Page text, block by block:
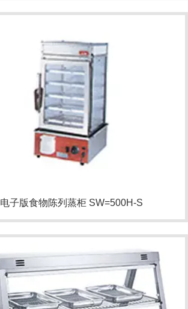
电子版食物陈列蒸柜 SW=500H-S